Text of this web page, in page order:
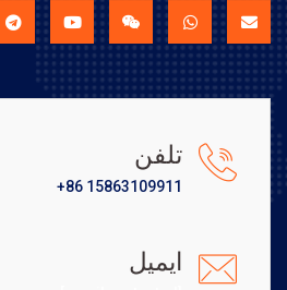
تلفن
+86 15863109911
ایمیل